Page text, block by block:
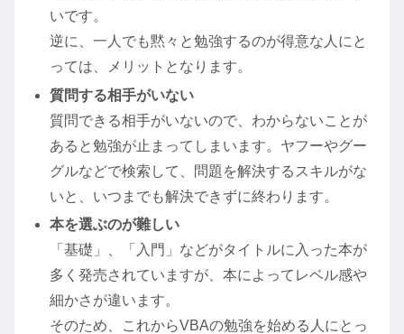
いです。
逆に、一人でも黙々と勉強するのが得意な人にと
っては、メリットとなります。
質問する相手がいない
質問できる相手がいないので、わからないことが
あると勉強が止まってしまいます。ヤフーやグー
グルなどで検索して、問題を解決するスキルがな
いと、いつまでも解決できずに終わります。
本を選ぶのが難しい
「基礎」、「入門」などがタイトルに入った本が
多く発売されていますが、本によってレベル感や
細かさが違います。
そのため、これからVBAの勉強を始める人にとっ